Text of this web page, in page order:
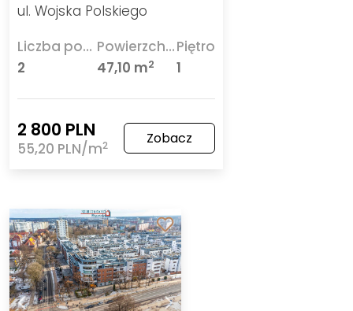
ul. Wojska Polskiego
Liczba pokoi
2
Powierzchnia
47,10 m2
Piętro
1
2 800 PLN
55,20 PLN/m2 Zobacz